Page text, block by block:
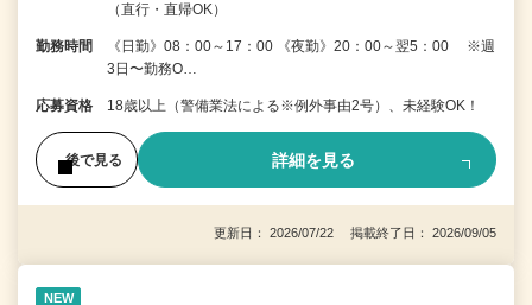
（直行・直帰OK）
勤務時間
《日勤》08：00～17：00 《夜勤》20：00～翌5：00 ※週
3日〜勤務O…
応募資格 18歳以上（警備業法による※例外事由2号）、未経験OK！
後で見る 詳細を見る
更新日： 2026/07/22 掲載終了日： 2026/09/05
NEW